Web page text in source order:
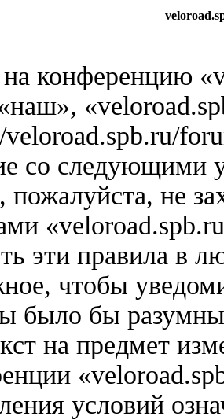
на конференцию
veloroad.spb.ru/
со следующими
не
эти правила в
чтобы
было бы
на предмет
условий